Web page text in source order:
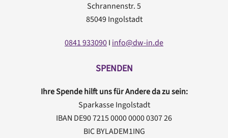
Schrannenstr. 5
85049 Ingolstadt
0841 933090I info@dw-in.de
SPENDEN
Ihre Spende hilft uns für Andere da zu sein:
Sparkasse Ingolstadt
IBAN DE90 7215 0000 0000 0307 26
BIC BYLADEM1ING